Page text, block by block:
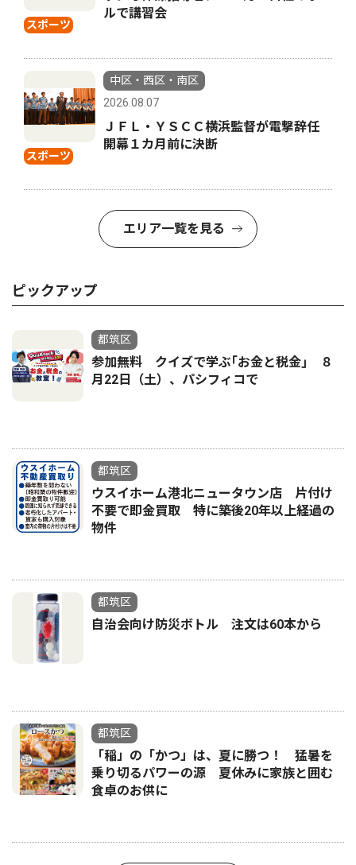
スポーツ
ルで講習会
スポーツ
中区・西区・南区
2026.08.07
ＪＦＬ・ＹＳＣＣ横浜監督が電撃辞任
開幕１カ月前に決断
エリア一覧を見る
ピックアップ
都筑区
参加無料 クイズで学ぶ｢お金と税金｣ ８
月22日（土）、パシフィコで
都筑区
ウスイホーム港北ニュータウン店 片付け
不要で即金買取 特に築後20年以上経過の
物件
都筑区
自治会向け防災ボトル 注文は60本から
都筑区
「稲」の「かつ」は、夏に勝つ！ 猛暑を
乗り切るパワーの源 夏休みに家族と囲む
食卓のお供に